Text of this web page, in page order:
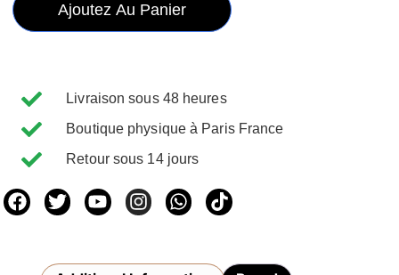
Ajoutez Au Panier
Livraison sous 48 heures
Boutique physique à Paris France
Retour sous 14 jours